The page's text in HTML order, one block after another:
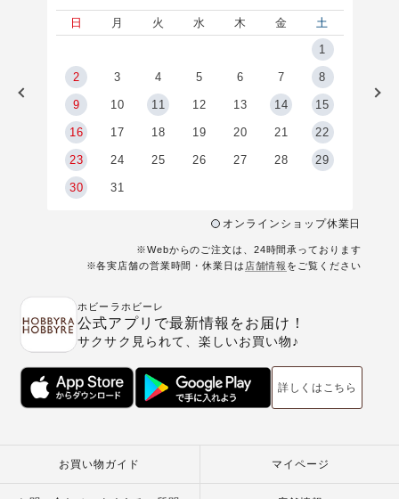
日 月 火 水 木 金
土
1
2 3 4 5 6 7 8
9 10 11 12 13 14 15
16 17 18 19 20 21 22
23 24 25 26 27 28 29
30 31
オンラインショップ休業日
※Webからのご注文は、24時間承っております
※各実店舗の営業時間・休業日は 店舗情報 をご覧ください
ホビーラホビーレ
公式アプリで最新情報をお届け！
サクサク見られて、楽しいお買い物♪
詳しくはこちら
お買い物ガイド マイページ